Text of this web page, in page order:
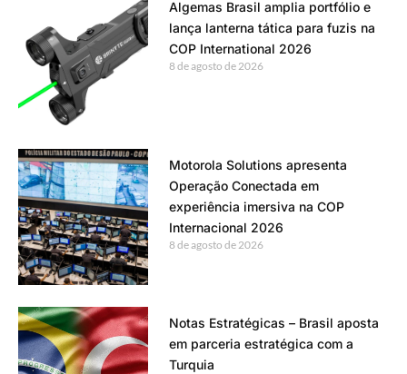
Algemas Brasil amplia portfólio e
lança lanterna tática para fuzis na
COP International 2026
8 de agosto de 2026
Motorola Solutions apresenta
Operação Conectada em
experiência imersiva na COP
Internacional 2026
8 de agosto de 2026
Notas Estratégicas – Brasil aposta
em parceria estratégica com a
Turquia